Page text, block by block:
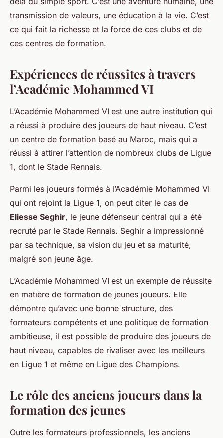
transmission de valeurs, une éducation à la vie. C’est
ce qui fait la richesse et la force de ces clubs et de
ces centres de formation.
Expériences de réussites à travers
l’Académie Mohammed VI
L’Académie Mohammed VI est une autre institution qui
a réussi à produire des joueurs de haut niveau. C’est
un centre de formation basé au Maroc, mais qui a
réussi à attirer l’attention de nombreux clubs de Ligue
1, dont le Stade Rennais.
Parmi les joueurs formés à l’Académie Mohammed VI
qui ont rejoint la Ligue 1, on peut citer le cas de
Eliesse Seghir, le jeune défenseur central qui a été
recruté par le Stade Rennais. Seghir a impressionné
par sa technique, sa vision du jeu et sa maturité,
malgré son jeune âge.
L’Académie Mohammed VI est un exemple de réussite
en matière de formation de jeunes joueurs. Elle
démontre qu’avec une bonne structure, des
formateurs compétents et une politique de formation
ambitieuse, il est possible de produire des joueurs de
haut niveau, capables de rivaliser avec les meilleurs
en Ligue 1 et même en Ligue des Champions.
Le rôle des anciens joueurs dans la
formation des jeunes
Outre les formateurs professionnels, les anciens